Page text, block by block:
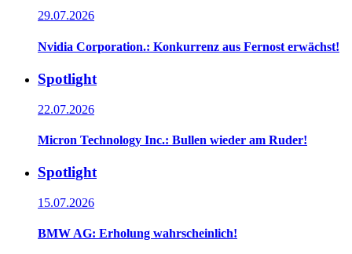
29.07.2026
Nvidia Corporation.: Konkurrenz aus Fernost erwächst!
Spotlight
22.07.2026
Micron Technology Inc.: Bullen wieder am Ruder!
Spotlight
15.07.2026
BMW AG: Erholung wahrscheinlich!